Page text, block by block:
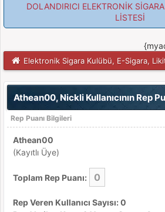
DOLANDIRICI ELEKTRONİK
LİSTESİ
Elektronik Sigara Kulübü, E-Sigara,
Athean00, Nickli Kullanıcının Rep
Rep Puanı Bilgileri
Athean00
(Kayıtlı Üye)
Toplam Rep Puanı: 0
Rep Veren Kullanıcı Sayısı: 0